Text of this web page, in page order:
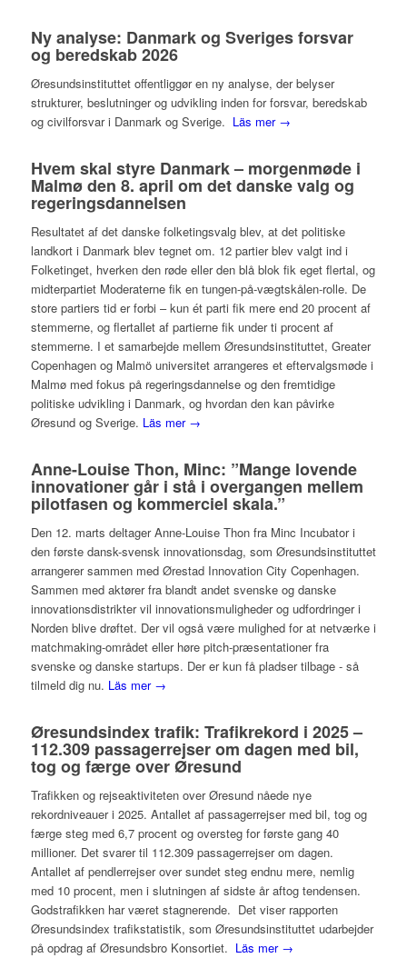
Ny analyse: Danmark og Sveriges forsvar
og beredskab 2026
Øresundsinstituttet offentliggør en ny analyse, der belyser
strukturer, beslutninger og udvikling inden for forsvar, beredskab
og civilforsvar i Danmark og Sverige. Läs mer →
Hvem skal styre Danmark – morgenmøde i
Malmø den 8. april om det danske valg og
regeringsdannelsen
Resultatet af det danske folketingsvalg blev, at det politiske
landkort i Danmark blev tegnet om. 12 partier blev valgt ind i
Folketinget, hverken den røde eller den blå blok fik eget flertal, og
midterpartiet Moderaterne fik en tungen-på-vægtskålen-rolle. De
store partiers tid er forbi – kun ét parti fik mere end 20 procent af
stemmerne, og flertallet af partierne fik under ti procent af
stemmerne. I et samarbejde mellem Øresundsinstituttet, Greater
Copenhagen og Malmö universitet arrangeres et eftervalgsmøde i
Malmø med fokus på regeringsdannelse og den fremtidige
politiske udvikling i Danmark, og hvordan den kan påvirke
Øresund og Sverige. Läs mer →
Anne-Louise Thon, Minc: ”Mange lovende
innovationer går i stå i overgangen mellem
pilotfasen og kommerciel skala.”
Den 12. marts deltager Anne-Louise Thon fra Minc Incubator i
den første dansk-svensk innovationsdag, som Øresundsinstituttet
arrangerer sammen med Ørestad Innovation City Copenhagen.
Sammen med aktører fra blandt andet svenske og danske
innovationsdistrikter vil innovationsmuligheder og udfordringer i
Norden blive drøftet. Der vil også være mulighed for at netværke i
matchmaking-området eller høre pitch-præsentationer fra
svenske og danske startups. Der er kun få pladser tilbage - så
tilmeld dig nu. Läs mer →
Øresundsindex trafik: Trafikrekord i 2025 –
112.309 passagerrejser om dagen med bil,
tog og færge over Øresund
Trafikken og rejseaktiviteten over Øresund nåede nye
rekordniveauer i 2025. Antallet af passagerrejser med bil, tog og
færge steg med 6,7 procent og oversteg for første gang 40
millioner. Det svarer til 112.309 passagerrejser om dagen.
Antallet af pendlerrejser over sundet steg endnu mere, nemlig
med 10 procent, men i slutningen af sidste år aftog tendensen.
Godstrafikken har været stagnerende. Det viser rapporten
Øresundsindex trafikstatistik, som Øresundsinstituttet udarbejder
på opdrag af Øresundsbro Konsortiet. Läs mer →